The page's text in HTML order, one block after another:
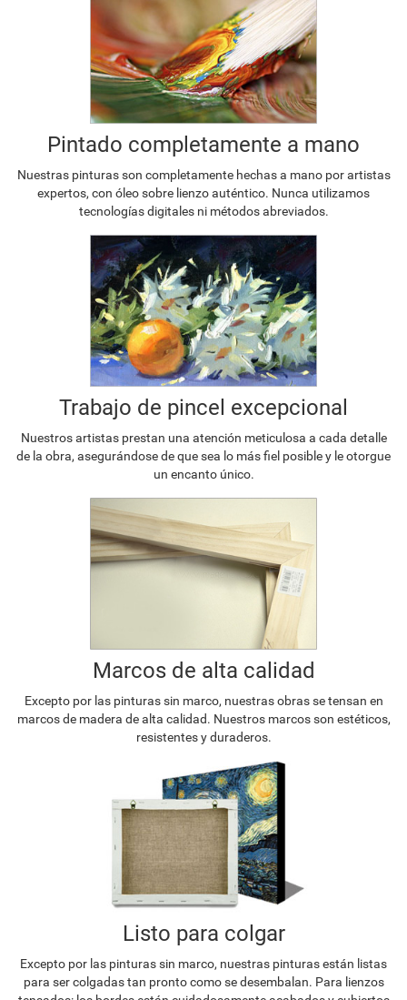
Pintado completamente a mano
Nuestras pinturas son completamente hechas a mano por artistas
expertos, con óleo sobre lienzo auténtico. Nunca utilizamos
tecnologías digitales ni métodos abreviados.
Trabajo de pincel excepcional
Nuestros artistas prestan una atención meticulosa a cada detalle
de la obra, asegurándose de que sea lo más fiel posible y le otorgue
un encanto único.
Marcos de alta calidad
Excepto por las pinturas sin marco, nuestras obras se tensan en
marcos de madera de alta calidad. Nuestros marcos son estéticos,
resistentes y duraderos.
Listo para colgar
Excepto por las pinturas sin marco, nuestras pinturas están listas
para ser colgadas tan pronto como se desembalan. Para lienzos